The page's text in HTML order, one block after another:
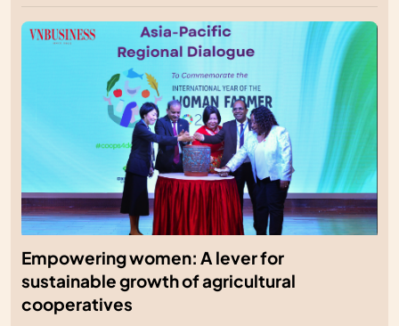
Empowering women: A lever for
sustainable growth of agricultural
cooperatives